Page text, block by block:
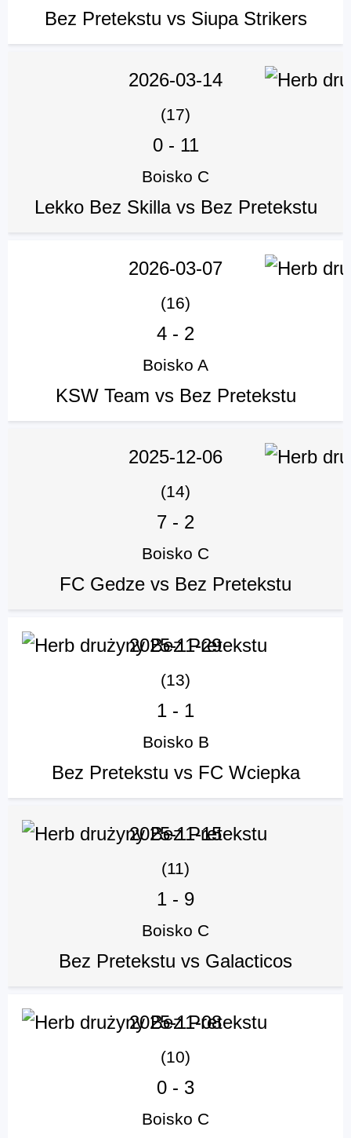
Bez Pretekstu vs Siupa Strikers
2026-03-14
(17)
0- 11
Boisko C
Lekko Bez Skilla vs Bez Pretekstu
2026-03-07
(16)
4 - 2
Boisko A
KSW Team vs Bez Pretekstu
2025-12-06
(14)
7 - 2
Boisko C
FC Gedze vs Bez Pretekstu
2025-11-29
(13)
1 - 1
Boisko B
Bez Pretekstu vs FC Wciepka
2025-11-15
(11)
1 - 9
Boisko C
Bez Pretekstu vs Galacticos
2025-11-08
(10)
0 - 3
Boisko C